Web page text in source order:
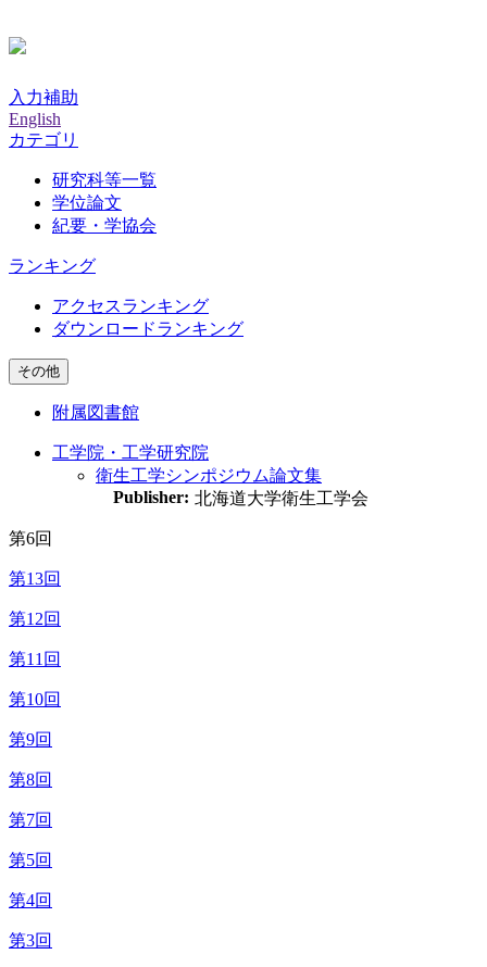
入力補助
English
カテゴリ
研究科等一覧
学位論文
紀要・学協会
ランキング
アクセスランキング
ダウンロードランキング
その他
附属図書館
工学院・工学研究院
衛生工学シンポジウム論文集
Publisher: 北海道大学衛生工学会
第6回
第13回
第12回
第11回
第10回
第9回
第8回
第7回
第5回
第4回
第3回